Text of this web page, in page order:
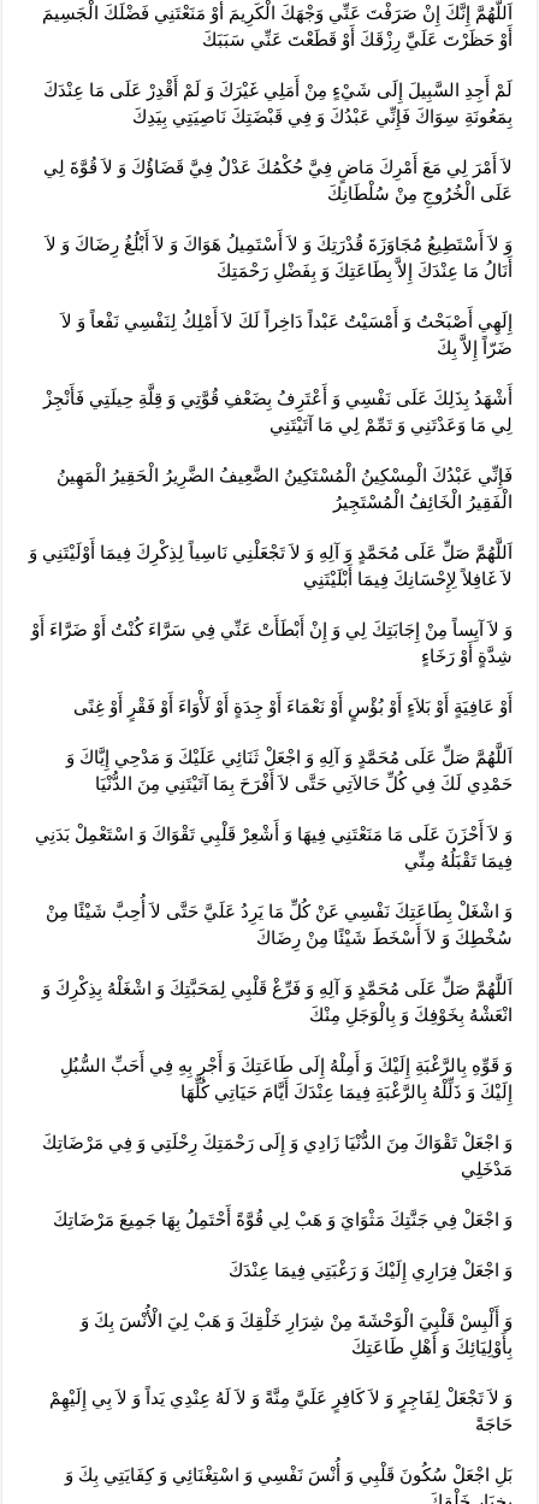
اَللَّهُمَّ إِنَّكَ إِنْ صَرَفْتَ عَنِّي وَجْهَكَ الْكَرِيمَ أَوْ مَنَعْتَنِي فَضْلَكَ الْجَسِيمَ
أَوْ حَظَرْتَ عَلَيَّ رِزْقَكَ أَوْ قَطَعْتَ عَنِّي سَبَبَكَ‏
لَمْ أَجِدِ السَّبِيلَ إِلَى شَيْ‏ءٍ مِنْ أَمَلِي غَيْرَكَ وَ لَمْ أَقْدِرْ عَلَى مَا عِنْدَكَ
بِمَعُونَةِ سِوَاكَ فَإِنِّي عَبْدُكَ وَ فِي قَبْضَتِكَ نَاصِيَتِي بِيَدِكَ‏
لاَ أَمْرَ لِي مَعَ أَمْرِكَ مَاضٍ فِيَّ حُكْمُكَ عَدْلٌ فِيَّ قَضَاؤُكَ وَ لاَ قُوَّةَ لِي
عَلَى الْخُرُوجِ مِنْ سُلْطَانِكَ‏
وَ لاَ أَسْتَطِيعُ مُجَاوَزَةَ قُدْرَتِكَ وَ لاَ أَسْتَمِيلُ هَوَاكَ وَ لاَ أَبْلُغُ رِضَاكَ وَ لاَ
أَنَالُ مَا عِنْدَكَ إِلاَّ بِطَاعَتِكَ وَ بِفَضْلِ رَحْمَتِكَ‏
إِلَهِي أَصْبَحْتُ وَ أَمْسَيْتُ عَبْداً دَاخِراً لَكَ لاَ أَمْلِكُ لِنَفْسِي نَفْعاً وَ لاَ
ضَرّاً إِلاَّ بِكَ‏
أَشْهَدُ بِذَلِكَ عَلَى نَفْسِي وَ أَعْتَرِفُ بِضَعْفِ قُوَّتِي وَ قِلَّةِ حِيلَتِي فَأَنْجِزْ
لِي مَا وَعَدْتَنِي وَ تَمِّمْ لِي مَا آتَيْتَنِي‏
فَإِنِّي عَبْدُكَ الْمِسْكِينُ الْمُسْتَكِينُ الضَّعِيفُ الضَّرِيرُ الْحَقِيرُ الْمَهِينُ
الْفَقِيرُ الْخَائِفُ الْمُسْتَجِيرُ
اَللَّهُمَّ صَلِّ عَلَى مُحَمَّدٍ وَ آلِهِ وَ لاَ تَجْعَلْنِي نَاسِياً لِذِكْرِكَ فِيمَا أَوْلَيْتَنِي وَ
لاَ غَافِلاً لِإِحْسَانِكَ فِيمَا أَبْلَيْتَنِي‏
وَ لاَ آيِساً مِنْ إِجَابَتِكَ لِي وَ إِنْ أَبْطَأَتْ عَنِّي فِي سَرَّاءَ كُنْتُ أَوْ ضَرَّاءَ أَوْ
شِدَّةٍ أَوْ رَخَاءٍ
أَوْ عَافِيَةٍ أَوْ بَلاَءٍ أَوْ بُؤْسٍ أَوْ نَعْمَاءَ أَوْ جِدَةٍ أَوْ لَأْوَاءَ أَوْ فَقْرٍ أَوْ غِنًى‏
اَللَّهُمَّ صَلِّ عَلَى مُحَمَّدٍ وَ آلِهِ وَ اجْعَلْ ثَنَائِي عَلَيْكَ وَ مَدْحِي إِيَّاكَ وَ
حَمْدِي لَكَ فِي كُلِّ حَالاَتِي حَتَّى لاَ أَفْرَحَ بِمَا آتَيْتَنِي مِنَ الدُّنْيَا
وَ لاَ أَحْزَنَ عَلَى مَا مَنَعْتَنِي فِيهَا وَ أَشْعِرْ قَلْبِي تَقْوَاكَ وَ اسْتَعْمِلْ بَدَنِي
فِيمَا تَقْبَلُهُ مِنِّي‏
وَ اشْغَلْ بِطَاعَتِكَ نَفْسِي عَنْ كُلِّ مَا يَرِدُ عَلَيَّ حَتَّى لاَ أُحِبَّ شَيْئًا مِنْ
سُخْطِكَ وَ لاَ أَسْخَطَ شَيْئًا مِنْ رِضَاكَ‏
اَللَّهُمَّ صَلِّ عَلَى مُحَمَّدٍ وَ آلِهِ وَ فَرِّغْ قَلْبِي لِمَحَبَّتِكَ وَ اشْغَلْهُ بِذِكْرِكَ وَ
انْعَشْهُ بِخَوْفِكَ وَ بِالْوَجَلِ مِنْكَ‏
وَ قَوِّهِ بِالرَّغْبَةِ إِلَيْكَ وَ أَمِلْهُ إِلَى طَاعَتِكَ وَ أَجْرِ بِهِ فِي أَحَبِّ السُّبُلِ
إِلَيْكَ وَ ذَلِّلْهُ بِالرَّغْبَةِ فِيمَا عِنْدَكَ أَيَّامَ حَيَاتِي كُلِّهَا
وَ اجْعَلْ تَقْوَاكَ مِنَ الدُّنْيَا زَادِي وَ إِلَى رَحْمَتِكَ رِحْلَتِي وَ فِي مَرْضَاتِكَ
مَدْخَلِي‏
وَ اجْعَلْ فِي جَنَّتِكَ مَثْوَايَ وَ هَبْ لِي قُوَّةً أَحْتَمِلُ بِهَا جَمِيعَ مَرْضَاتِكَ‏
وَ اجْعَلْ فِرَارِي إِلَيْكَ وَ رَغْبَتِي فِيمَا عِنْدَكَ‏
وَ أَلْبِسْ قَلْبِيَ الْوَحْشَةَ مِنْ شِرَارِ خَلْقِكَ وَ هَبْ لِيَ الْأُنْسَ بِكَ وَ
بِأَوْلِيَائِكَ وَ أَهْلِ طَاعَتِكَ‏
وَ لاَ تَجْعَلْ لِفَاجِرٍ وَ لاَ كَافِرٍ عَلَيَّ مِنَّةً وَ لاَ لَهُ عِنْدِي يَداً وَ لاَ بِي إِلَيْهِمْ
حَاجَةً
بَلِ اجْعَلْ سُكُونَ قَلْبِي وَ أُنْسَ نَفْسِي وَ اسْتِغْنَائِي وَ كِفَايَتِي بِكَ وَ